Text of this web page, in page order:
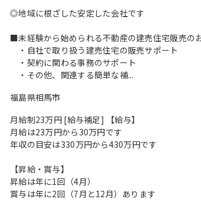
◎地域に根ざした安定した会社です
■未経験から始められる不動産の建売住宅販売の
・自社で取り扱う建売住宅の販売サポート
・契約に関わる事務のサポート
・その他、関連する簡単な補...
福島県相馬市
月給制23万円 [給与補足] 【給与】
月給は23万円から30万円です
年収の目安は330万円から430万円です
【昇給・賞与】
昇給は年に1回（4月）
賞与は年に2回（7月と12月）あります